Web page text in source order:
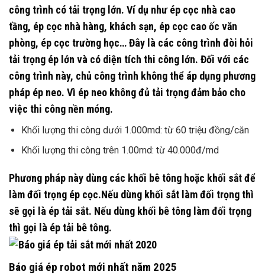
công trình có tải trọng lớn. Ví dụ như ép cọc nhà cao
tầng, ép cọc nhà hàng, khách sạn, ép cọc cao ốc văn
phòng, ép cọc trường học… Đây là các công trình đòi hỏi
tải trọng ép lớn và có diện tích thi công lớn. Đối với các
công trình này, chủ công trình không thể áp dụng phương
pháp ép neo. Vì ép neo không đủ tải trọng đảm bảo cho
việc thi công nền móng.
Khối lượng thi công dưới 1.000md: từ 60 triệu đồng/căn
Khối lượng thi công trên 1.00md: từ 40.000đ/md
Phương pháp này dùng các khối bê tông hoặc khối sắt để
làm đối trọng ép cọc.Nếu dùng khối sắt làm đối trọng thì
sẽ gọi là ép tải sắt. Nếu dùng khối bê tông làm đối trọng
thì gọi là ép tải bê tông.
Báo giá ép robot mới nhất năm 2025